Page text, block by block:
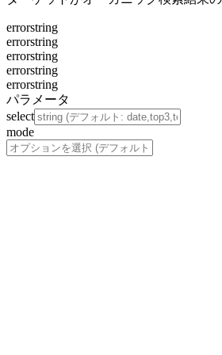
errorstring
errorstring
errorstring
errorstring
errorstring
パラメータ
select
mode